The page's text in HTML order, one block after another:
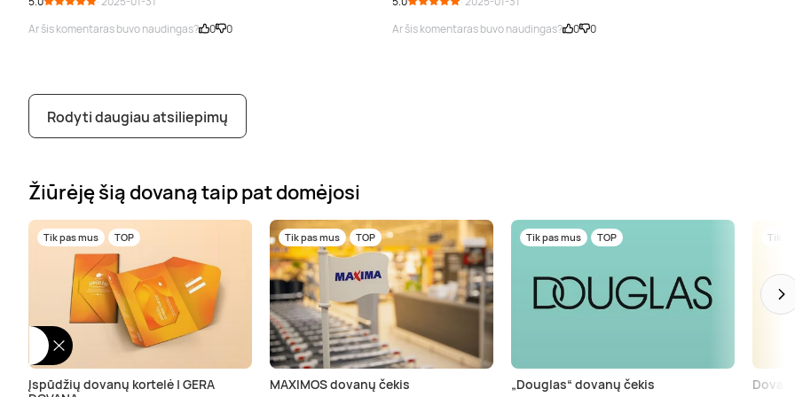
Ar šis komentaras buvo naudingas?
0 0
Ar šis komentaras buvo naudingas?
0 0
Rodyti daugiau atsiliepimų
Žiūrėję šią dovaną taip pat domėjosi
Tik pas mus TOP
Įspūdžių dovanų kortelė | GERA
Tik pas mus TOP
MAXIMOS dovanų čekis
Tik pas mus TOP
„Douglas“ dovanų čekis
Tik